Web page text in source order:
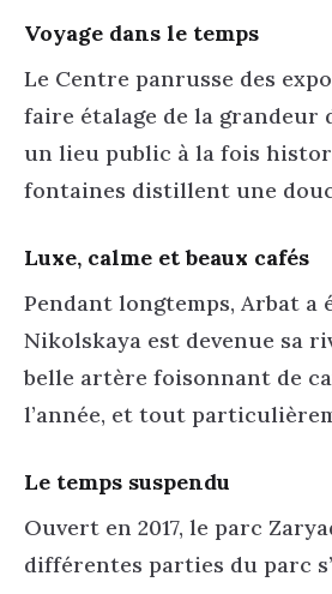
Voyage dans le temps
Le Centre panrusse des
faire étalage de la grandeur
un lieu public à la fois
fontaines distillent une
Luxe, calme et beaux cafés
Pendant longtemps, Arbat a
Nikolskaya est devenue sa
belle artère foisonnant de
l’année, et tout
Le temps suspendu
Ouvert en 2017, le parc
différentes parties du parc